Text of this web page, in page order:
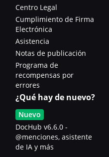
Centro Legal
Cumplimiento de Firma
Electrónica
Asistencia
Notas de publicación
Programa de
recompensas por
errores
¿Qué hay de nuevo?
Nuevo
DocHub v6.6.0 -
@menciones, asistente
de IA y más